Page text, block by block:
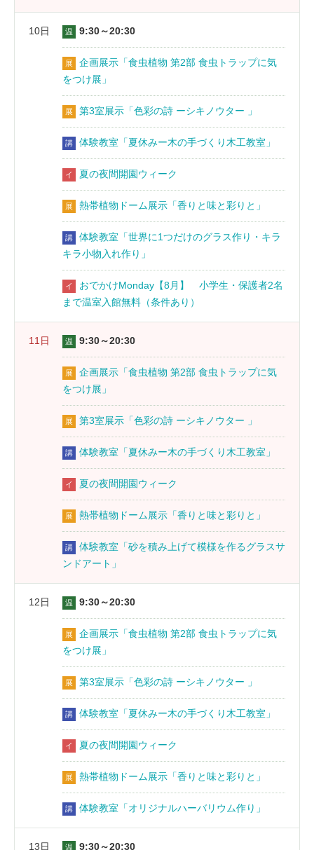
10日 温 9:30～20:30
展
企画展示「食虫植物 第2部 食虫トラップに気
をつけ展」
展 第3室展示「色彩の詩 ーシキノウター 」
講 体験教室「夏休みー木の手づくり木工教室」
イ 夏の夜間開園ウィーク
展 熱帯植物ドーム展示「香りと味と彩りと」
講
体験教室「世界に1つだけのグラス作り・キラ
キラ小物入れ作り」
イ
おでかけMonday【8月】 小学生・保護者2名
まで温室入館無料（条件あり）
11日 温 9:30～20:30
展
企画展示「食虫植物 第2部 食虫トラップに気
をつけ展」
展 第3室展示「色彩の詩 ーシキノウター 」
講 体験教室「夏休みー木の手づくり木工教室」
イ 夏の夜間開園ウィーク
展 熱帯植物ドーム展示「香りと味と彩りと」
講
体験教室「砂を積み上げて模様を作るグラスサ
ンドアート」
12日 温 9:30～20:30
展
企画展示「食虫植物 第2部 食虫トラップに気
をつけ展」
展 第3室展示「色彩の詩 ーシキノウター 」
講 体験教室「夏休みー木の手づくり木工教室」
イ 夏の夜間開園ウィーク
展 熱帯植物ドーム展示「香りと味と彩りと」
講 体験教室「オリジナルハーバリウム作り」
13日 温 9:30～20:30